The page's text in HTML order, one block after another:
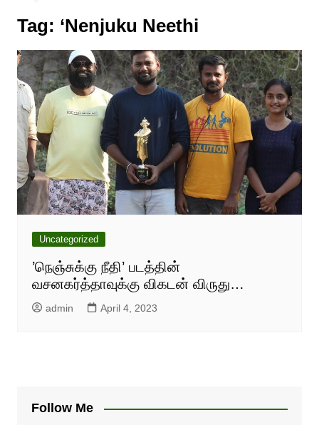
Tag: ‘Nenjuku Neethi
Uncategorized
’நெஞ்சுக்கு நீதி’ படத்தின்
வசனகர்த்தாவுக்கு விகடன் விருது…
admin April 4, 2023
Follow Me